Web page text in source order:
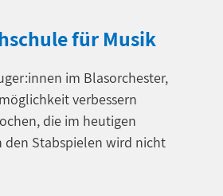
für Musik
im Blasorchester,
verbessern
die im heutigen
den Stabspielen wird nicht